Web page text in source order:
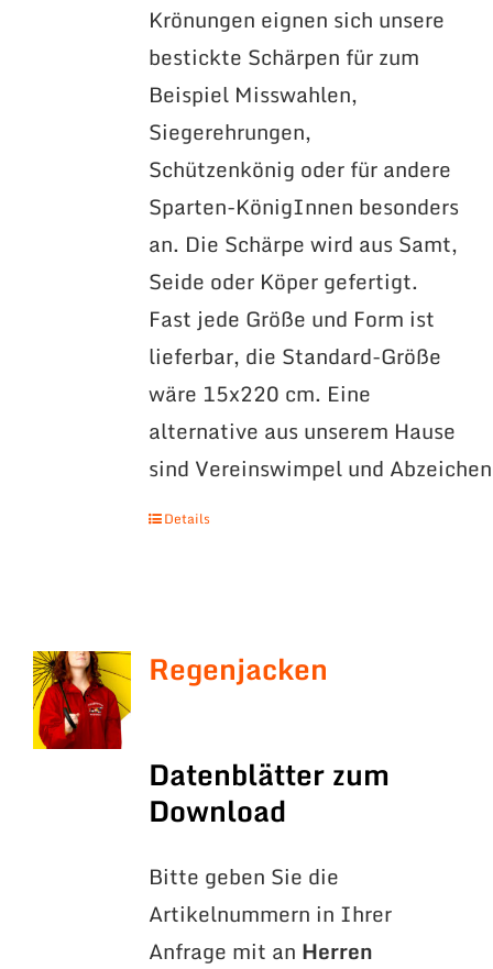
Krönungen eignen sich unsere
bestickte Schärpen für zum
Beispiel Misswahlen,
Siegerehrungen,
Schützenkönig oder für andere
Sparten-KönigInnen besonders
an. Die Schärpe wird aus Samt,
Seide oder Köper gefertigt.
Fast jede Größe und Form ist
lieferbar, die Standard-Größe
wäre 15x220 cm. Eine
alternative aus unserem Hause
sind Vereinswimpel und
Details
Regenjacken
Datenblätter zum
Download
Bitte geben Sie die
Artikelnummern in Ihrer
Anfrage mit an Herren